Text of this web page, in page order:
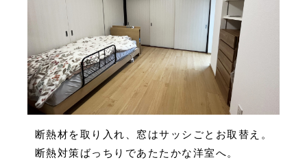
断熱材を取り入れ、窓はサッシごとお取替え。
断熱対策ばっちりであたたかな洋室へ。